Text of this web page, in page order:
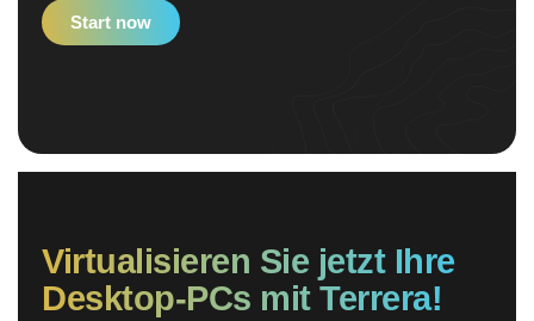
Start now
Virtualisieren Sie jetzt Ihre
Desktop-PCs mit Terrera!